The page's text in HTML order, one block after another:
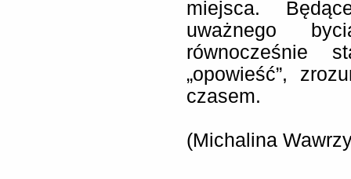
miejsca.
uważnego
równocześnie
„opowieść”,
czasem.
(Michalina